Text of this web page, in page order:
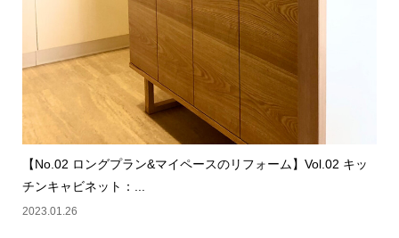
【No.02 ロングプラン&マイペースのリフォーム】Vol.02 キッ
チンキャビネット：...
2023.01.26